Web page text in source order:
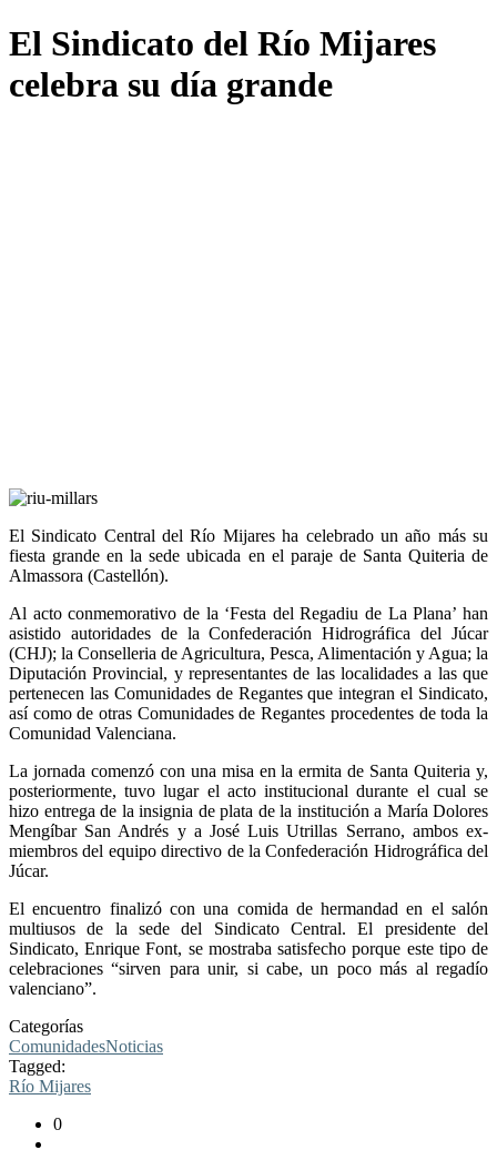
El Sindicato del Río Mijares
celebra su día grande
El Sindicato Central del Río Mijares ha celebrado un año más su
fiesta grande en la sede ubicada en el paraje de Santa Quiteria de
Almassora (Castellón).
Al acto conmemorativo de la ‘Festa del Regadiu de La Plana’ han
asistido autoridades de la Confederación Hidrográfica del Júcar
(CHJ); la Conselleria de Agricultura, Pesca, Alimentación y Agua; la
Diputación Provincial, y representantes de las localidades a las que
pertenecen las Comunidades de Regantes que integran el Sindicato,
así como de otras Comunidades de Regantes procedentes de toda la
Comunidad Valenciana.
La jornada comenzó con una misa en la ermita de Santa Quiteria y,
posteriormente, tuvo lugar el acto institucional durante el cual se
hizo entrega de la insignia de plata de la institución a María Dolores
Mengíbar San Andrés y a José Luis Utrillas Serrano, ambos ex-
miembros del equipo directivo de la Confederación Hidrográfica del
Júcar.
El encuentro finalizó con una comida de hermandad en el salón
multiusos de la sede del Sindicato Central. El presidente del
Sindicato, Enrique Font, se mostraba satisfecho porque este tipo de
celebraciones “sirven para unir, si cabe, un poco más al regadío
valenciano”.
Categorías
ComunidadesNoticias
Tagged:
Río Mijares
0